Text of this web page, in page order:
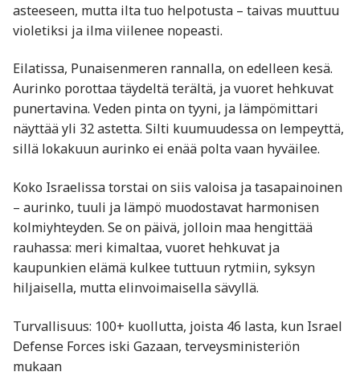
asteeseen, mutta ilta tuo helpotusta – taivas muuttuu
violetiksi ja ilma viilenee nopeasti.
Eilatissa, Punaisenmeren rannalla, on edelleen kesä.
Aurinko porottaa täydeltä terältä, ja vuoret hehkuvat
punertavina. Veden pinta on tyyni, ja lämpömittari
näyttää yli 32 astetta. Silti kuumuudessa on lempeyttä,
sillä lokakuun aurinko ei enää polta vaan hyväilee.
Koko Israelissa torstai on siis valoisa ja tasapainoinen
– aurinko, tuuli ja lämpö muodostavat harmonisen
kolmiyhteyden. Se on päivä, jolloin maa hengittää
rauhassa: meri kimaltaa, vuoret hehkuvat ja
kaupunkien elämä kulkee tuttuun rytmiin, syksyn
hiljaisella, mutta elinvoimaisella sävyllä.
Turvallisuus: 100+ kuollutta, joista 46 lasta, kun Israel
Defense Forces iski Gazaan, terveysministeriön
mukaan